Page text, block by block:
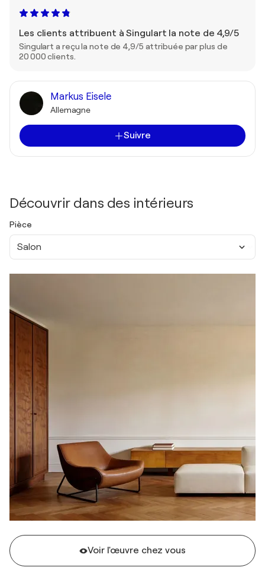
Les clients attribuent à Singulart la note de 4,9/5
Singulart a reçu la note de 4,9/5 attribuée par plus de
20 000 clients.
Markus Eisele
Allemagne
Suivre
Découvrir dans des intérieurs
Pièce
Salon
Voir l'œuvre chez vous